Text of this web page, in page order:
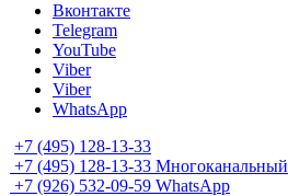
Вконтакте
Telegram
YouTube
Viber
Viber
WhatsApp
+7 (495) 128-13-33
+7 (495) 128-13-33 Многоканальный
+7 (926) 532-09-59 WhatsApp